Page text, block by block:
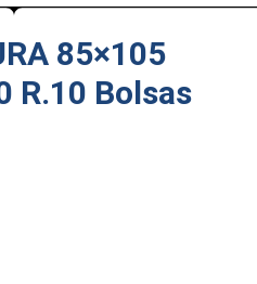
85×105
R.10 Bolsas